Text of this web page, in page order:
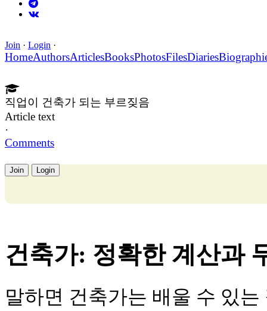
Join · Login ·
HomeAuthorsArticlesBooksPhotosFilesDiaries
직업이 건축가 되는 부르짖음
Article text
·
Comments
Join Login
건축가: 정확한 계산과
말하면 건축가는 배울 수 있